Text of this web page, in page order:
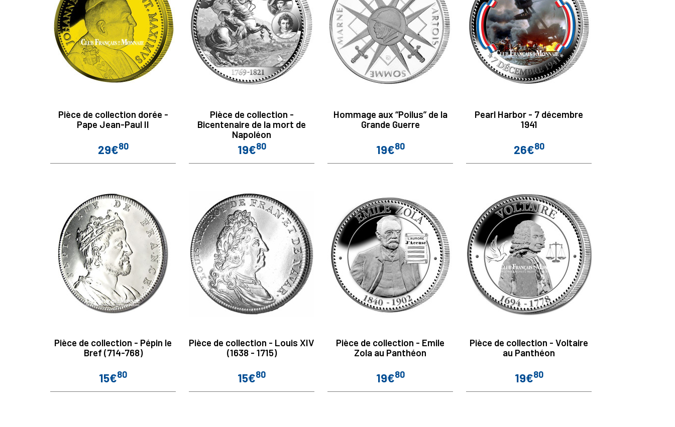
Pièce de collection dorée -
Pape Jean-Paul II
Prix
29€80
Pièce de collection -
Bicentenaire de la mort de
Napoléon
Prix
19€80
Hommage aux “Poilus” de la
Grande Guerre
Prix
19€80
Pearl Harbor - 7 décembre
1941
Prix
26€80
Pièce de collection - Pépin le
Bref (714-768)
Prix
15€80
Pièce de collection - Louis XIV
(1638 - 1715)
Prix
15€80
Pièce de collection - Emile
Zola au Panthéon
Prix
19€80
Pièce de collection - Voltaire
au Panthéon
Prix
19€80